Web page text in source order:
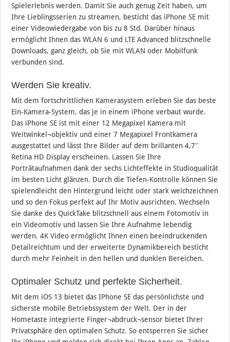
Spielerlebnis werden. Damit Sie auch genug Zeit haben, um
Ihre Lieblingsserien zu streamen, besticht das iPhone SE mit
einer Videowiedergabe von bis zu 8 Std. Darüber hinaus
ermöglicht Ihnen das WLAN 6 und LTE Advanced blitzschnelle
Downloads, ganz gleich, ob Sie mit WLAN oder Mobilfunk
verbunden sind.
Werden Sie kreativ.
Mit dem fortschrittlichen Kamerasystem erleben Sie das beste
Ein-Kamera-System, das je in einem iPhone verbaut wurde.
Das iPhone SE ist mit einer 12 Megapixel Kamera mit
Weitwinkel¬objektiv und einer 7 Megapixel Frontkamera
ausgestattet und lässt Ihre Bilder auf dem brillanten 4,7″
Retina HD Display erscheinen. Lassen Sie Ihre
Porträtaufnahmen dank der sechs Lichteffekte in Studioqualität
im besten Licht glänzen. Durch die Tiefen-Kontrolle können Sie
spielendleicht den Hintergrund leicht oder stark weichzeichnen
und so den Fokus perfekt auf Ihr Motiv ausrichten. Wechseln
Sie danke des QuickTake blitzschnell aus einem Fotomotiv in
ein Videomotiv und lassen Sie Ihre Aufnahme lebendig
werden. 4K Video ermöglicht Ihnen einen beeindruckenden
Detailreichtum und der erweiterte Dynamikbereich besticht
durch mehr Feinheit in den hellen und dunklen Bereichen.
Optimaler Schutz und perfekte Sicherheit.
Mit dem iOS 13 bietet das IPhone SE das persönlichste und
sicherste mobile Betriebssystem der Welt. Der in der
Hometaste integrierte Finger¬abdruck¬sensor bietet Ihrer
Privatsphäre den optimalen Schutz. So entsperren Sie sicher